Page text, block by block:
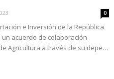
0
e Inversión de la República
acuerdo de colaboración
Agricultura a través de su depe…